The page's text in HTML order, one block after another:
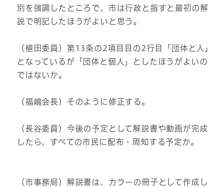
別を強調したところで、市は行政と指すと最初の解
説で明記したほうがよいと思う。
（植田委員）第13条の2項目目の2行目「団体と人」
となっているが「団体と個人」としたほうがよいの
ではないか。
（福嶋会長）そのように修正する。
（長谷委員）今後の予定として解説書や動画が完成
したら、すべての市民に配布・周知する予定か。
（市事務局）解説書は、カラーの冊子として作成し